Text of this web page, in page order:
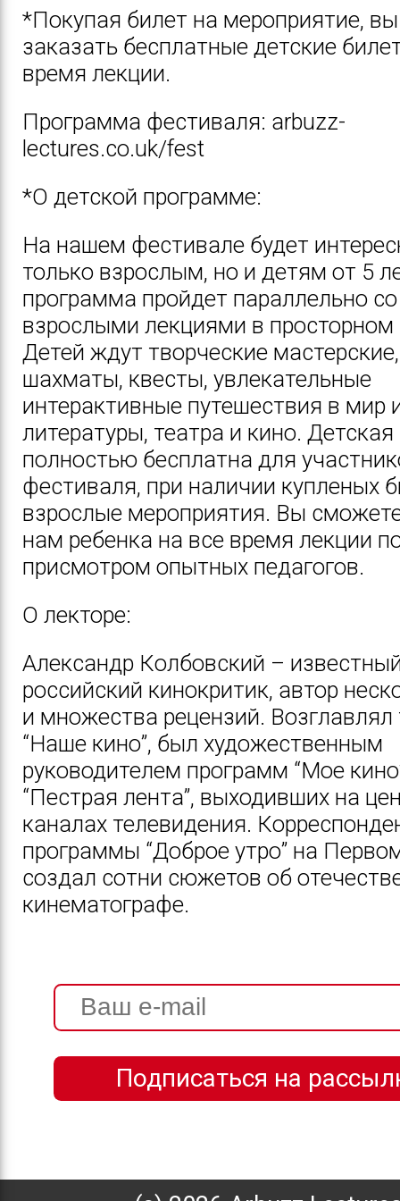
*Покупая билет на мероприятие,
заказать бесплатные детские
время лекции.
Программа фестиваля: arbuzz-
lectures.co.uk/fest
*О детской программе:
На нашем фестивале будет
только взрослым, но и детям от 5
программа пройдет параллельно со
взрослыми лекциями в просторном
Детей ждут творческие
шахматы, квесты, увлекательные
интерактивные путешествия в мир
литературы, театра и кино.
полностью бесплатна для
фестиваля, при наличии купленых
взрослые мероприятия. Вы
нам ребенка на все время лекции
присмотром опытных педагогов.
О лекторе:
Александр Колбовский –
российский кинокритик, автор
и множества рецензий. Возглавлял
“Наше кино”, был художественным
руководителем программ “Мое
“Пестрая лента”, выходивших на
каналах телевидения.
программы “Доброе утро” на
создал сотни сюжетов об
кинематографе.